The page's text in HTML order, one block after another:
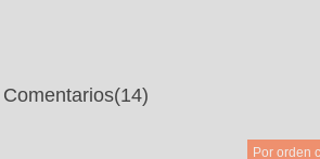
Comentarios(14)
Por orden